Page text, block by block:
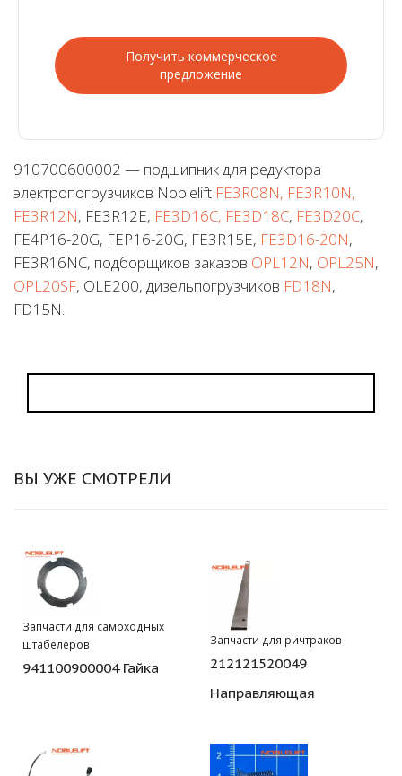
Получить коммерческое
предложение
910700600002 — подшипник для редуктора
электропогрузчиков Noblelift FE3R08N, FE3R10N,
FE3R12N, FE3R12E, FE3D16C, FE3D18C, FE3D20C,
FE4P16-20G, FEP16-20G, FE3R15E, FE3D16-20N,
FE3R16NC, подборщиков заказов OPL12N, OPL25N,
OPL20SF, OLE200, дизельпогрузчиков FD18N,
FD15N.
ВЫ УЖЕ СМОТРЕЛИ
Запчасти для самоходных
штабелеров
941100900004 Гайка
Запчасти для ричтраков
212121520049
Направляющая